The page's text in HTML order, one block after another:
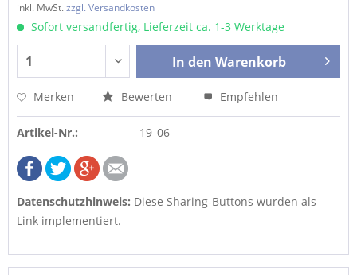
inkl. MwSt.zzgl. Versandkosten
Sofort versandfertig, Lieferzeit ca. 1-3 Werktage
In den Warenkorb
Merken Bewerten Empfehlen
Artikel-Nr.: 19_06
Datenschutzhinweis: Diese Sharing-Buttons wurden als
Link implementiert.